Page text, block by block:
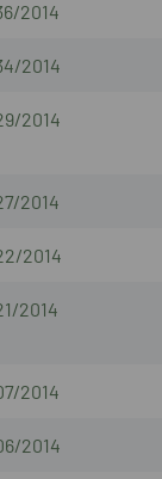
2014
2014
2014
2014
2014
2014
2014
2014